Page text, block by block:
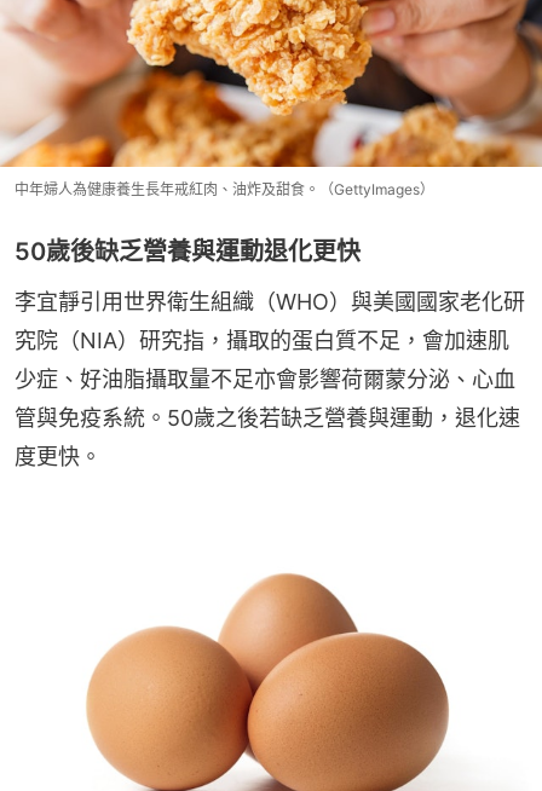
中年婦人為健康養生長年戒紅肉、油炸及甜食。（GettyImages）
50歲後缺乏營養與運動退化更快
李宜靜引用世界衛生組織（WHO）與美國國家老化研
究院（NIA）研究指，攝取的蛋白質不足，會加速肌
少症、好油脂攝取量不足亦會影響荷爾蒙分泌、心血
管與免疫系統。50歲之後若缺乏營養與運動，退化速
度更快。